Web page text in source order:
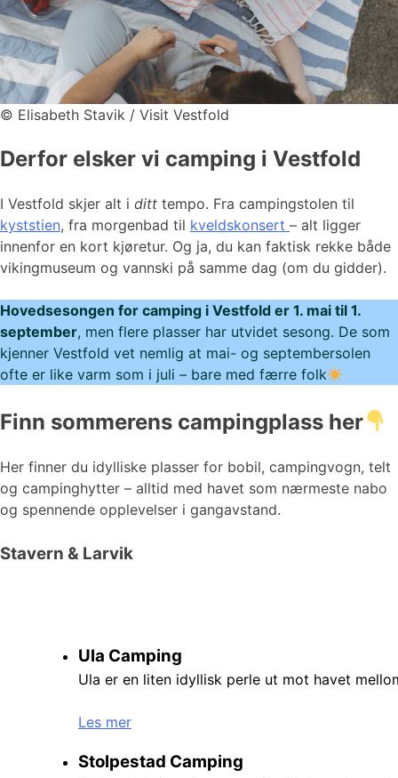
© Elisabeth Stavik / Visit Vestfold
Derfor elsker vi camping i Vestfold
I Vestfold skjer alt i ditt tempo. Fra campingstolen til
kyststien, fra morgenbad til kveldskonsert – alt ligger
innenfor en kort kjøretur. Og ja, du kan faktisk rekke både
vikingmuseum og vannski på samme dag (om du gidder).
Hovedsesongen for camping i Vestfold er 1. mai til 1.
september, men flere plasser har utvidet sesong. De som
kjenner Vestfold vet nemlig at mai- og septembersolen
ofte er like varm som i juli – bare med færre folk
Finn sommerens campingplass her
Her finner du idylliske plasser for bobil, campingvogn, telt
og campinghytter – alltid med havet som nærmeste nabo
og spennende opplevelser i gangavstand.
Stavern & Larvik
Ula Camping
Ula er en liten idyllisk perle ut mot havet
Les mer
Stolpestad Camping